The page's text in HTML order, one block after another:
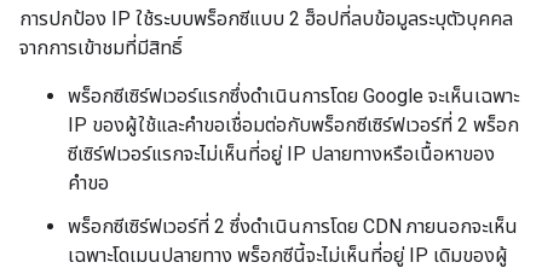
การปกป้อง IP ใช้ระบบพร็อกซีแบบ 2 ฮ็อปที่ลบข้อมูลระบุตัวบุคคล
จากการเข้าชมที่มีสิทธิ์
พร็อกซีเซิร์ฟเวอร์แรกซึ่งดำเนินการโดย Google จะเห็นเฉพาะ
IP ของผู้ใช้และคำขอเชื่อมต่อกับพร็อกซีเซิร์ฟเวอร์ที่ 2 พร็อก
ซีเซิร์ฟเวอร์แรกจะไม่เห็นที่อยู่ IP ปลายทางหรือเนื้อหาของ
คำขอ
พร็อกซีเซิร์ฟเวอร์ที่ 2 ซึ่งดำเนินการโดย CDN ภายนอกจะเห็น
เฉพาะโดเมนปลายทาง พร็อกซีนี้จะไม่เห็นที่อยู่ IP เดิมของผู้